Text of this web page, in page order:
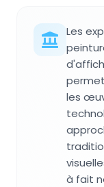
Les
les
à fait